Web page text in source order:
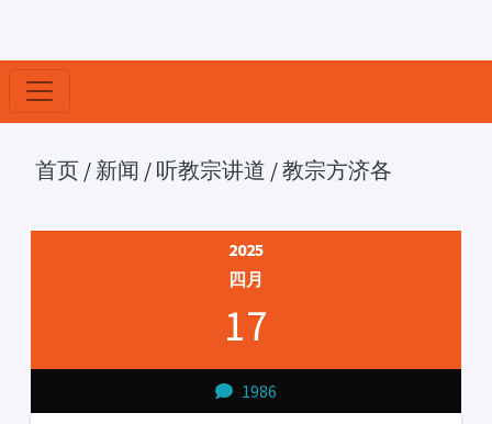
首页 / 新闻 / 听教宗讲道 /教宗方济各
2025
四月
17
1986